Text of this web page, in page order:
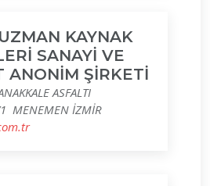
KAYNAK
SANAYİ VE
ANONİM ŞİRKETİ
ASFALTI
MENEMEN İZMİR